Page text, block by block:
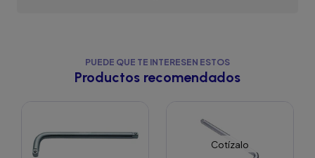
PUEDE QUE TE INTERESEN ESTOS
Productos recomendados
Cotízalo